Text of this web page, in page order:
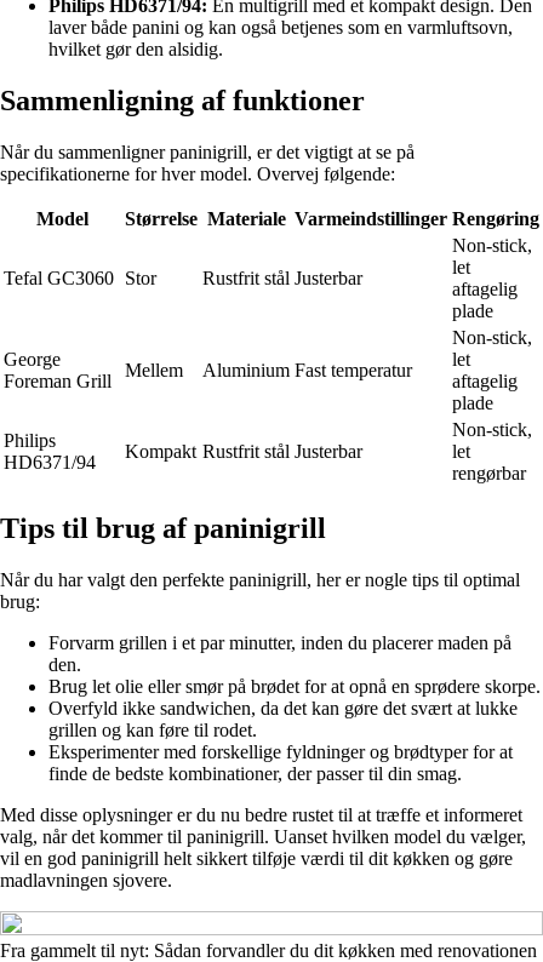
Philips HD6371/94: En multigrill med et kompakt design. Den
laver både panini og kan også betjenes som en varmluftsovn,
hvilket gør den alsidig.
Sammenligning af funktioner
Når du sammenligner paninigrill, er det vigtigt at se på
specifikationerne for hver model. Overvej følgende:
Model Størrelse Materiale Varmeindstillinger Rengøring
Tefal GC3060 Stor Rustfrit stål Justerbar
Non-stick,
let
aftagelig
plade
George
Foreman Grill
Mellem Aluminium Fast temperatur
Non-stick,
let
aftagelig
plade
Philips
HD6371/94
Kompakt Rustfrit stål Justerbar
Non-stick,
let
rengørbar
Tips til brug af paninigrill
Når du har valgt den perfekte paninigrill, her er nogle tips til optimal
brug:
Forvarm grillen i et par minutter, inden du placerer maden på
den.
Brug let olie eller smør på brødet for at opnå en sprødere skorpe.
Overfyld ikke sandwichen, da det kan gøre det svært at lukke
grillen og kan føre til rodet.
Eksperimenter med forskellige fyldninger og brødtyper for at
finde de bedste kombinationer, der passer til din smag.
Med disse oplysninger er du nu bedre rustet til at træffe et informeret
valg, når det kommer til paninigrill. Uanset hvilken model du vælger,
vil en god paninigrill helt sikkert tilføje værdi til dit køkken og gøre
madlavningen sjovere.
Fra gammelt til nyt: Sådan forvandler du dit køkken med renovationen